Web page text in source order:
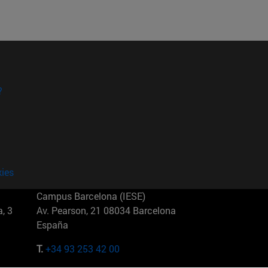
3
Campus Barcelona (IESE)
Av. Pearson, 21 08034 Barcelona
España
T.+34 93 253 42 00